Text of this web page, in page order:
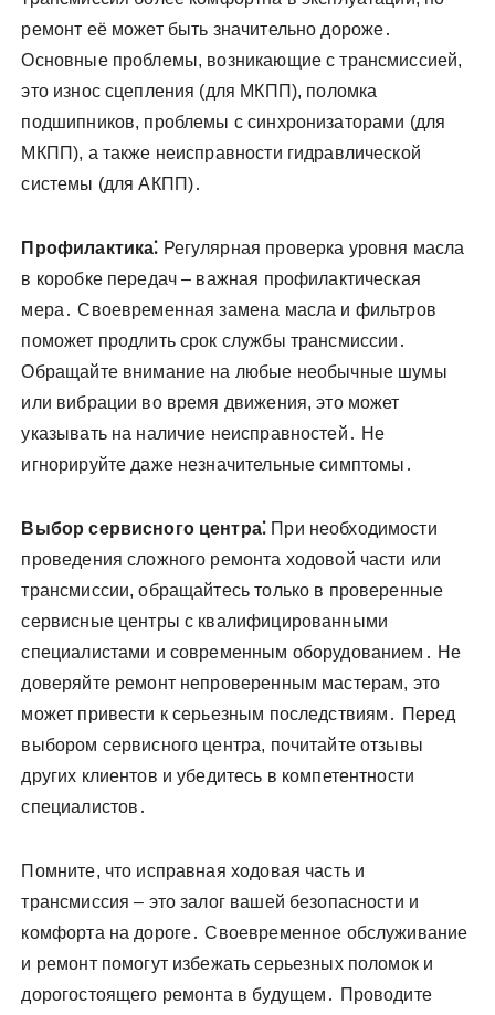
ремонт её может быть значительно дороже․
Основные проблемы, возникающие с трансмиссией,
это износ сцепления (для МКПП), поломка
подшипников, проблемы с синхронизаторами (для
МКПП), а также неисправности гидравлической
системы (для АКПП)․
Профилактика⁚ Регулярная проверка уровня масла
в коробке передач – важная профилактическая
мера․ Своевременная замена масла и фильтров
поможет продлить срок службы трансмиссии․
Обращайте внимание на любые необычные шумы
или вибрации во время движения, это может
указывать на наличие неисправностей․ Не
игнорируйте даже незначительные симптомы․
Выбор сервисного центра⁚ При необходимости
проведения сложного ремонта ходовой части или
трансмиссии, обращайтесь только в проверенные
сервисные центры с квалифицированными
специалистами и современным оборудованием․ Не
доверяйте ремонт непроверенным мастерам, это
может привести к серьезным последствиям․ Перед
выбором сервисного центра, почитайте отзывы
других клиентов и убедитесь в компетентности
специалистов․
Помните, что исправная ходовая часть и
трансмиссия – это залог вашей безопасности и
комфорта на дороге․ Своевременное обслуживание
и ремонт помогут избежать серьезных поломок и
дорогостоящего ремонта в будущем․ Проводите